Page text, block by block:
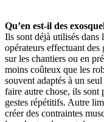
Qu’en est-il des
Ils sont déjà utilisés dans
opérateurs effectuant
sur les chantiers ou en
moins coûteux que les
souvent adaptés à un
faire autre chose, ils sont
gestes répétitifs. Autre
créer des contraintes